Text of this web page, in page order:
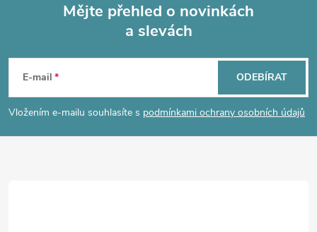
p
Mějte přehled o novinkách
a slevách
E-mail
Vložením e-mailu souhlasíte s podmínkami ochrany osobních údajů
ODEBÍRAT